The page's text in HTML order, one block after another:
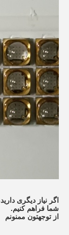
اگر نیاز دیگری
شما فراهم کنیم.
از توجهتون ممنونم